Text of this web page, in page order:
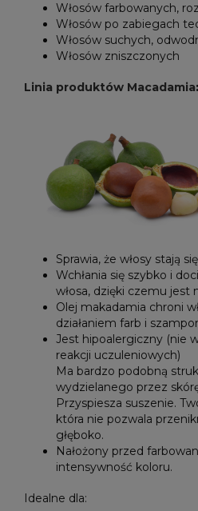
Włosów farbowanych,
Włosów po zabiegach
Włosów suchych,
Włosów zniszczonych
Linia produktów Macadamia:
Sprawia, że włosy stają
Wchłania się szybko i
włosa, dzięki czemu jest
Olej makadamia chroni
działaniem farb i
Jest hipoalergiczny (nie
reakcji uczuleniowych)
Ma bardzo podobną
wydzielanego przez
Przyspiesza suszenie.
która nie pozwala
głęboko.
Nałożony przed
intensywność koloru.
Idealne dla: